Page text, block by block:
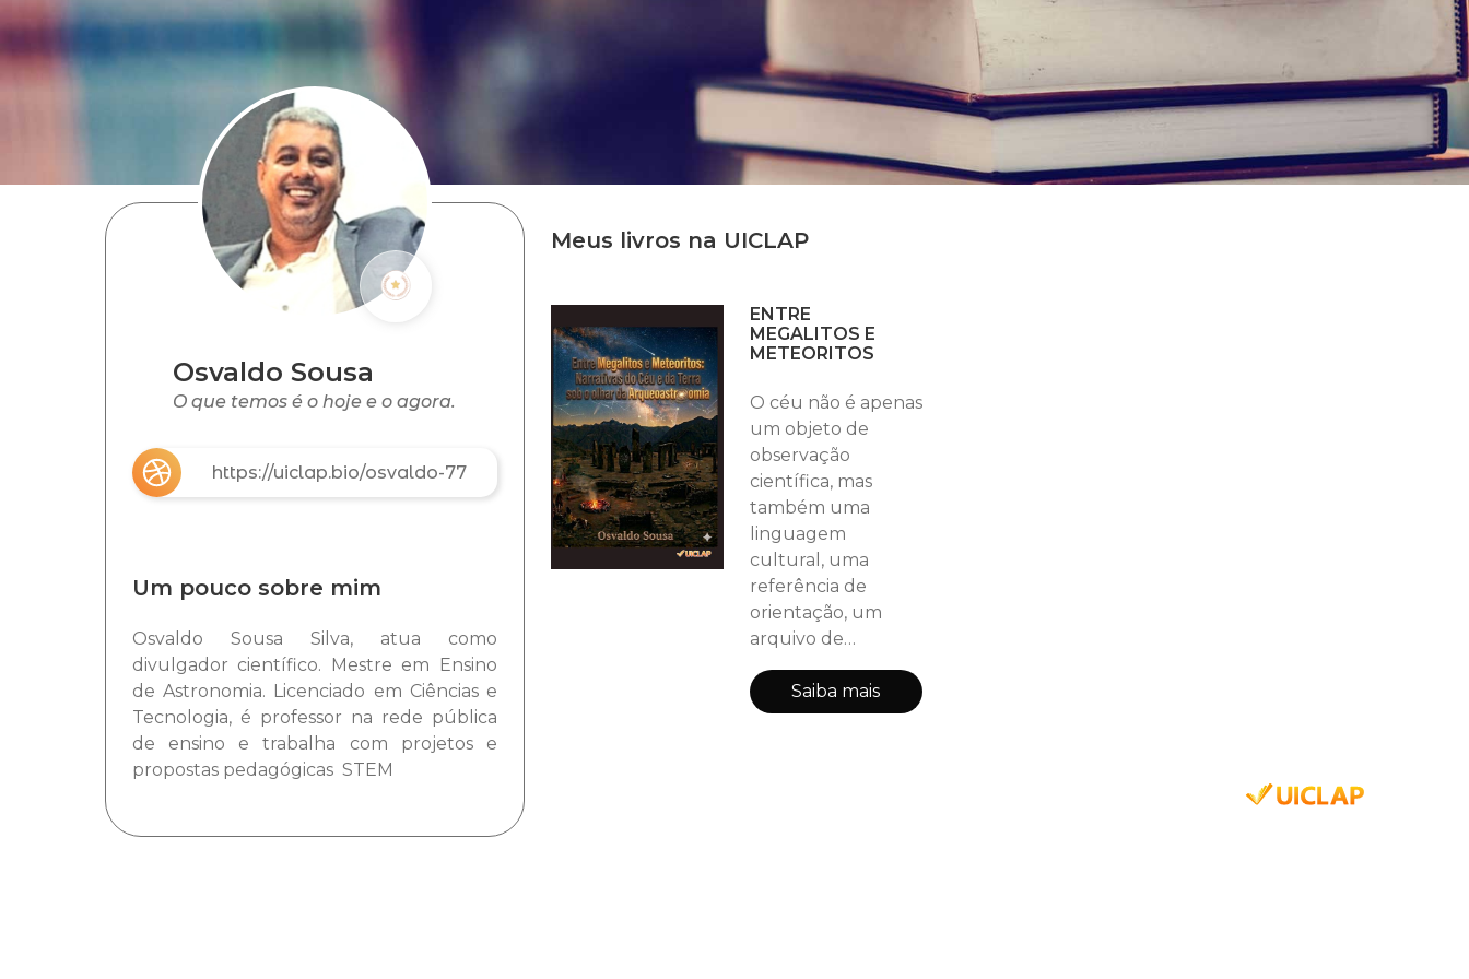
Osvaldo Sousa
O que temos é o hoje e o agora.
https://uiclap.bio/osvaldo-77
Um pouco sobre mim
Osvaldo Sousa Silva, atua como
divulgador científico. Mestre em Ensino
de Astronomia. Licenciado em Ciências e
Tecnologia, é professor na rede pública
de ensino e trabalha com projetos e
propostas pedagógicas STEM
Meus livros na UICLAP
ENTRE
MEGALITOS E
METEORITOS
O céu não é apenas
um objeto de
observação
científica, mas
também uma
linguagem
cultural, uma
referência de
orientação, um
arquivo de
memórias. Se ao
olhar para o
firmamento,
Saiba mais